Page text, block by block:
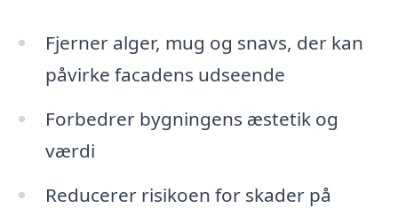
Fjerner alger, mug og snavs, der kan
påvirke facadens udseende
Forbedrer bygningens æstetik og
værdi
Reducerer risikoen for skader på